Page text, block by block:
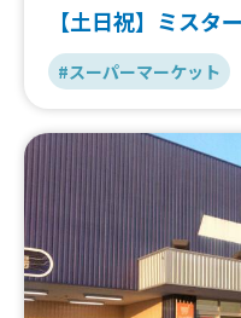
【土日祝】ミス
#スーパーマーケット